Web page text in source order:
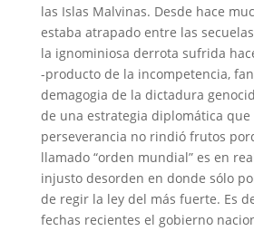
las Islas Malvinas. Desde hace
estaba atrapado entre las
la ignominiosa derrota sufrida
-producto de la incompetencia,
demagogia de la dictadura
de una estrategia diplomática que
perseverancia no rindió frutos
llamado “orden mundial” es en
injusto desorden en donde sólo
de regir la ley del más fuerte. Es
fechas recientes el gobierno